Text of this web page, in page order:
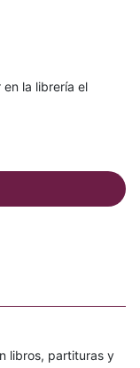
la librería el
libros, partituras y